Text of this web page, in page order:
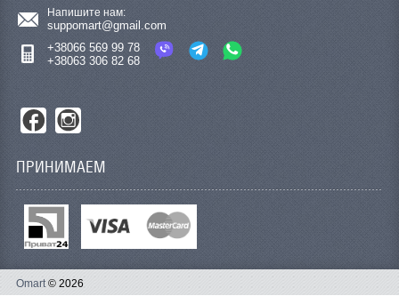
Напишите нам:
suppomart@gmail.com
+38066 569 99 78
+38063 306 82 68
ПРИНИМАЕМ
Omart© 2026